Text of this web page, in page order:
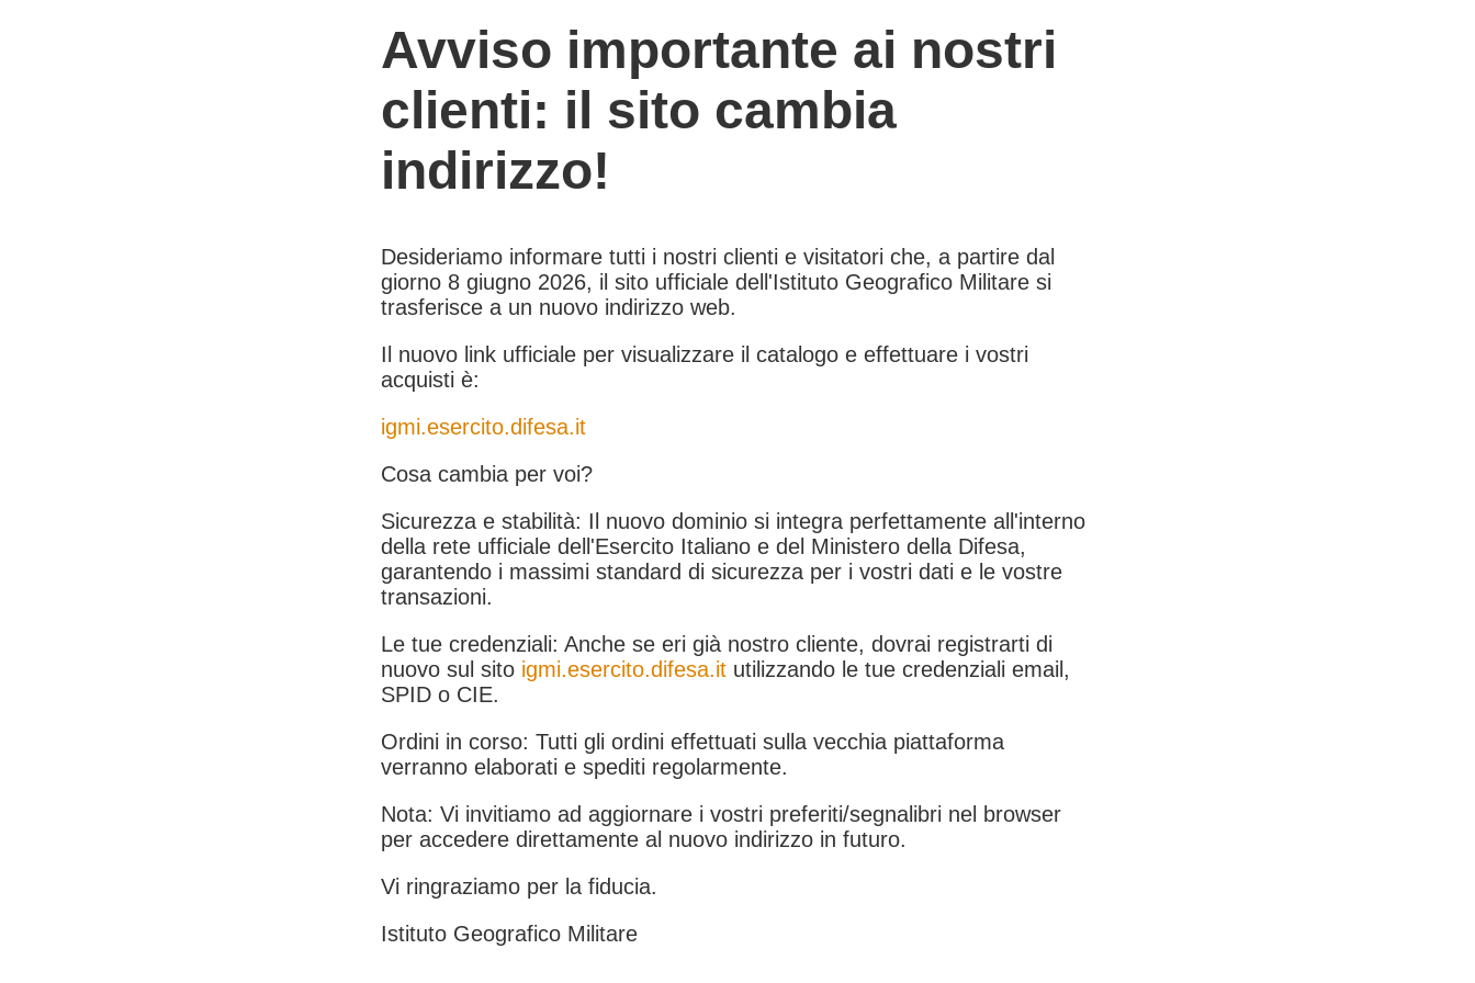
Avviso importante ai nostri
clienti: il sito cambia
indirizzo!
Desideriamo informare tutti i nostri clienti e visitatori che, a partire dal
giorno 8 giugno 2026, il sito ufficiale dell'Istituto Geografico Militare si
trasferisce a un nuovo indirizzo web.
Il nuovo link ufficiale per visualizzare il catalogo e effettuare i vostri
acquisti è:
igmi.esercito.difesa.it
Cosa cambia per voi?
Sicurezza e stabilità: Il nuovo dominio si integra perfettamente all'interno
della rete ufficiale dell'Esercito Italiano e del Ministero della Difesa,
garantendo i massimi standard di sicurezza per i vostri dati e le vostre
transazioni.
Le tue credenziali: Anche se eri già nostro cliente, dovrai registrarti di
nuovo sul sito igmi.esercito.difesa.it utilizzando le tue credenziali email,
SPID o CIE.
Ordini in corso: Tutti gli ordini effettuati sulla vecchia piattaforma
verranno elaborati e spediti regolarmente.
Nota: Vi invitiamo ad aggiornare i vostri preferiti/segnalibri nel browser
per accedere direttamente al nuovo indirizzo in futuro.
Vi ringraziamo per la fiducia.
Istituto Geografico Militare